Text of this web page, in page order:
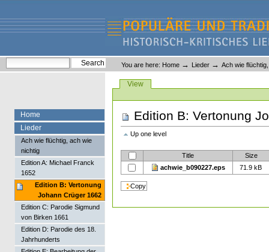
content.
navigation
Liederlexikon
Personal
tools
You are here: Home → Lieder → Ach wie
ViewsView
Edition B: Vertonung
Up one level
Title
Size
achwie_b090227.eps
71.9 kB
Home
Lieder
Ach wie flüchtig, ach wie
nichtig
Edition A: Michael Franck
1652
Edition B: Vertonung
Johann Crüger 1662
Edition C: Parodie Sigmund
von Birken 1661
Edition D: Parodie des 18.
Jahrhunderts